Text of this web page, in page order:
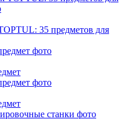
35 предметов для